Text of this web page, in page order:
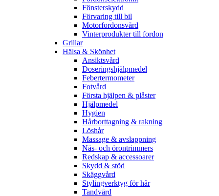
Fönsterskydd
Förvaring till bil
Motorfordonsvård
Vinterprodukter till fordon
Grillar
Hälsa & Skönhet
Ansiktsvård
Doseringshjälpmedel
Febertermometer
Fotvård
Första hjälpen & plåster
Hjälpmedel
Hygien
Hårborttagning & rakning
Löshår
Massage & avslappning
Näs- och örontrimmers
Redskap & accessoarer
Skydd & stöd
Skäggvård
Stylingverktyg för hår
Tandvård